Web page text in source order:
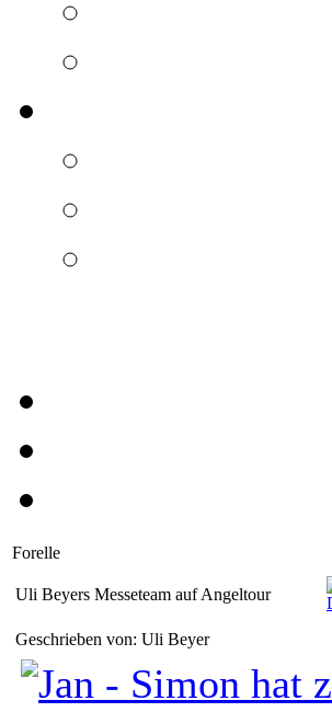
Forelle
Uli Beyers Messeteam auf Angeltour
Geschrieben von: Uli Beyer